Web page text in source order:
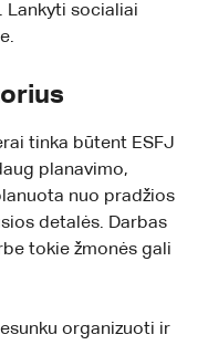
Lankyti socialiai
tinka būtent ESFJ
planavimo,
nuo pradžios
detalės. Darbas
tokie žmonės gali
organizuoti ir